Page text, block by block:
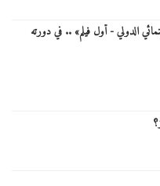
الدولي - أول فيلم» .. في دورته